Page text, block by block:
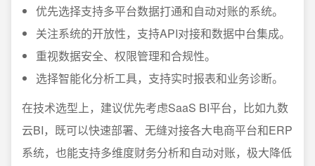
优先选择支持多平台数据打通和自动对账的系统。
关注系统的开放性，支持API对接和数据中台集成。
重视数据安全、权限管理和合规性。
选择智能化分析工具，支持实时报表和业务诊断。
在技术选型上，建议优先考虑SaaS BI平台，比如九数
云BI，既可以快速部署、无缝对接各大电商平台和ERP
系统，也能支持多维度财务分析和自动对账，极大降低